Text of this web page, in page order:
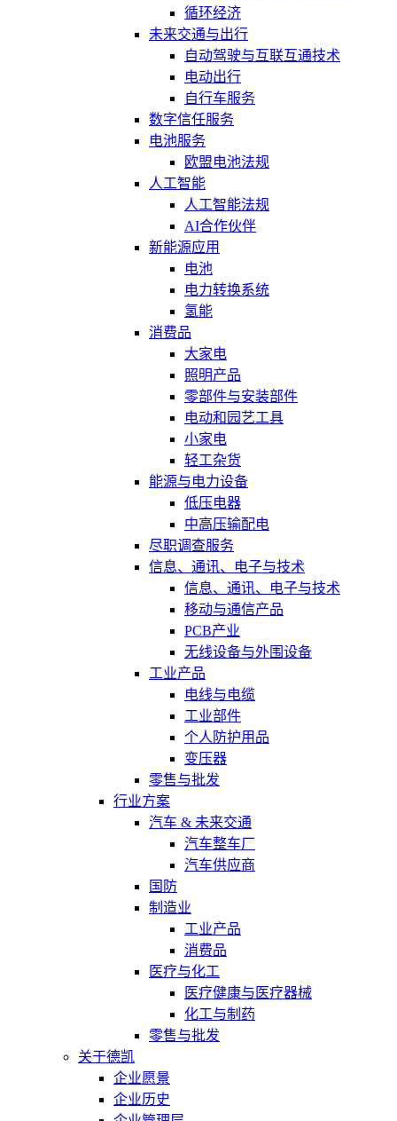
循环经济
未来交通与出行
自动驾驶与互联互通技术
电动出行
自行车服务
数字信任服务
电池服务
欧盟电池法规
人工智能
人工智能法规
AI合作伙伴
新能源应用
电池
电力转换系统
氢能
消费品
大家电
照明产品
零部件与安装部件
电动和园艺工具
小家电
轻工杂货
能源与电力设备
低压电器
中高压输配电
尽职调查服务
信息、通讯、电子与技术
信息、通讯、电子与技术
移动与通信产品
PCB产业
无线设备与外围设备
工业产品
电线与电缆
工业部件
个人防护用品
变压器
零售与批发
行业方案
汽车 & 未来交通
汽车整车厂
汽车供应商
国防
制造业
工业产品
消费品
医疗与化工
医疗健康与医疗器械
化工与制药
零售与批发
关于德凯
企业愿景
企业历史